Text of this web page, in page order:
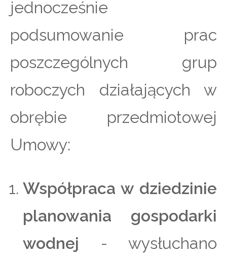
jednocześnie
podsumowanie prac
poszczególnych grup
roboczych działających w
obrębie przedmiotowej
Umowy:
Współpraca w dziedzinie
planowania gospodarki
wodnej - wysłuchano